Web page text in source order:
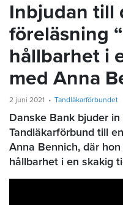
Inbjudan till
föreläsning
hållbarhet i
med Anna
2 juni 2021 Tandläkarförbundet
Danske Bank bjuder
Tandläkarförbund till
Anna Bennich, där
hållbarhet i en skakig